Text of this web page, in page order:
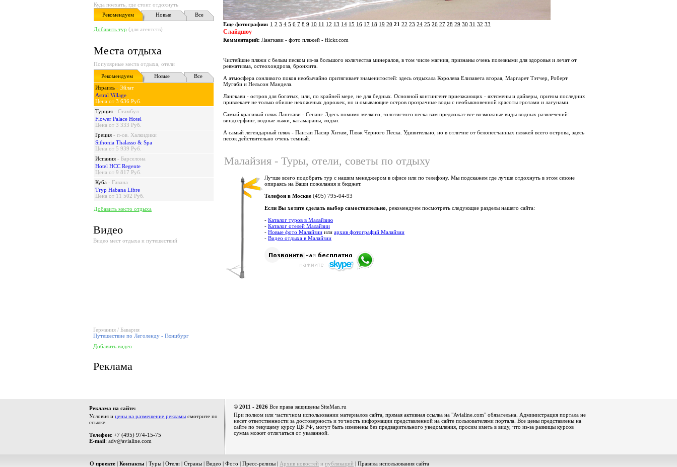
Куда поехать, где стоит отдохнуть
Рекомендуем
Новые Все
Добавить тур (для агентств)
Места отдыха
Популярные места отдыха, отели
Рекомендуем
Новые
Все
Израиль - Эйлат
Astral Village
Цена от 3 636 Руб.
Турция - Стамбул
Flower Palace Hotel
Цена от 3 333 Руб.
Греция - п-ов. Халкидики
Sithonia Thalasso & Spa
Цена от 5 939 Руб.
Испания - Барселона
Hotel HCC Regente
Цена от 9 817 Руб.
Куба - Гавана
Tryp Habana Libre
Цена от 11 502 Руб.
Добавить место отдыха
Видео
Видео мест отдыха и путешествий
Германия / Бавария
Путешествие по Леголенду - Гюнцбург
Добавить видео
Реклама
Еще фотографии: 1 2 3 4 5 6 7 8 9 10 11 12 13 14 15 16 17 18 19 20 21 22 23 24 25 26 27 28 29 30 31 32 33
Слайдшоу
Комментарий: Лангкави - фото пляжей - flickr.com
Чистейшие пляжи с белым песком из-за большого количества минералов, в том числе магния, признаны очень полезными для здоровья и лечат от
ревматизма, остеохондроза, бронхита.
А атмосфера сонливого покоя необычайно притягивает знаменитостей: здесь отдыхала Королева Елизавета вторая, Маргарет Тэтчер, Роберт
Мугаби и Нельсон Мандела.
Лангкави - остров для богатых, или, по крайней мере, не для бедных. Основной контингент приезжающих - яхтсмены и дайверы, притом последних
привлекает не только обилие нехоженых дорожек, но и омывающие остров прозрачные воды с необыкновенной красоты гротами и лагунами.
Самый красивый пляж Лангкави - Сенанг. Здесь помимо мелкого, золотистого песка вам предложат все возможные виды водных развлечений:
виндсерфинг, водные лыжи, катамараны, лодки.
А самый легендарный пляж - Пантаи Пасир Хитам, Пляж Черного Песка. Удивительно, но в отличие от белопесчанных пляжей всего острова, здесь
песок действительно очень темный.
Малайзия - Туры, отели, советы по отдыху
Лучше всего подобрать тур с нашим менеджером в офисе или по телефону. Мы подскажем где лучше отдохнуть в этом сезоне
опираясь на Ваши пожелания и бюджет.
Телефон в Москве (495) 795-04-93
Если Вы хотите сделать выбор самостоятельно , рекомендуем посмотреть следующие разделы нашего сайта:
- Каталог туров в Малайзию
- Каталог отелей Малайзии
- Новые фото Малайзии или архив фотографий Малайзии
- Видео отдыха в Малайзии
Реклама на сайте:
Условия и цены на размещение рекламы смотрите по
ссылке.
Телефон: +7 (495) 974-15-75
E-mail: adv@avialine.com
© 2011 - 2026 Все права защищены SiteMan.ru
При полном или частичном использовании материалов сайта, прямая активная ссылка на "Avialine.com" обязательна. Администрация портала не
несет ответственности за достоверность и точность информации представленной на сайте пользователями портала. Все цены представлены на
сайте по текущему курсу ЦБ РФ, могут быть изменены без предварительного уведомления, просим иметь в виду, что из-за разницы курсов
сумма может отличаться от указанной.
О проекте | Контакты | Туры | Отели | Страны | Видео | Фото | Пресс-релизы | Архив новостей и публикаций | Правила использования сайта